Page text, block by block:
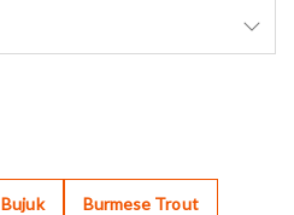
Bujuk Burmese Trout